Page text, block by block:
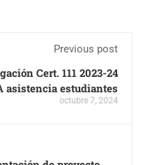
Previous post
Cert. 111 2023-24
asistencia estudiantes
octubre 7, 2024